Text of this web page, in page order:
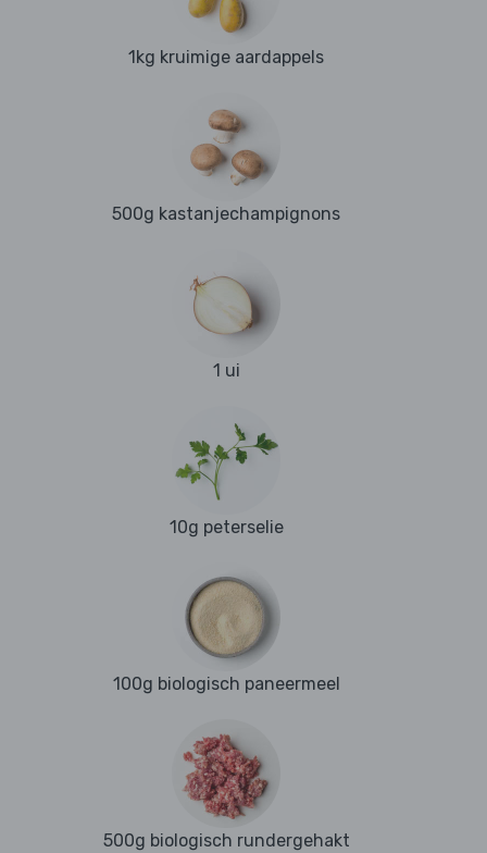
1kg kruimige aardappels
500g kastanjechampignons
1 ui
10g peterselie
100g biologisch paneermeel
500g biologisch rundergehakt